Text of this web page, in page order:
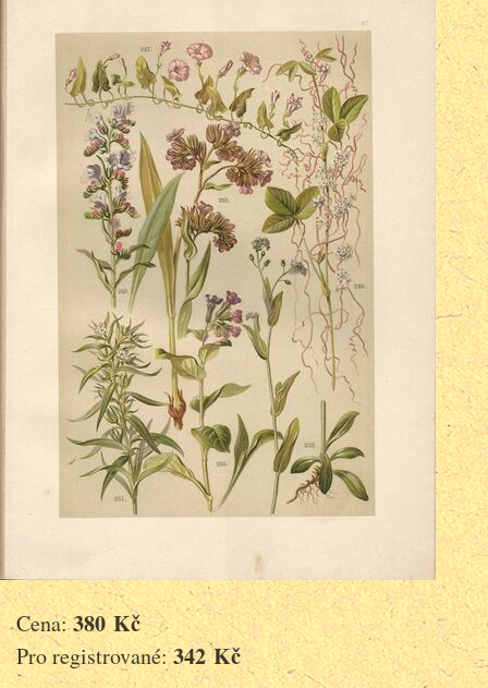
Cena:380 Kč
Pro registrované:342 Kč